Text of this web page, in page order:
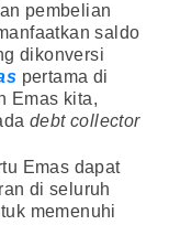
pembelian
saldo
dikonversi
pertama di
Emas kita,
debt collector
Emas dapat
di seluruh
memenuhi